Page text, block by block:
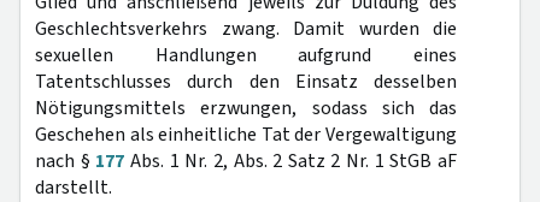
Geschlechtsverkehrs zwang. Damit wurden die
sexuellen Handlungen aufgrund eines
Tatentschlusses durch den Einsatz desselben
Nötigungsmittels erzwungen, sodass sich das
Geschehen als einheitliche Tat der Vergewaltigung
nach § 177 Abs. 1 Nr. 2, Abs. 2 Satz 2 Nr. 1 StGB aF
darstellt.